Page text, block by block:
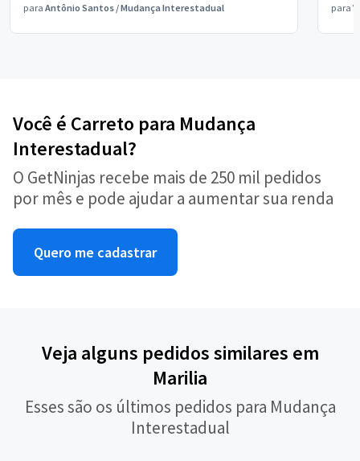
para Antônio Santos /Mudança Interestadual para
Você é Carreto para Mudança
Interestadual?
O GetNinjas recebe mais de 250 mil pedidos
por mês e pode ajudar a aumentar sua renda
Quero me cadastrar
Veja alguns pedidos similares em
Marilia
Esses são os últimos pedidos para Mudança
Interestadual